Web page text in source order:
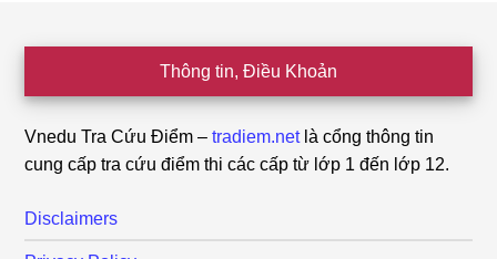
Thông tin, Điều Khoản
Vnedu Tra Cứu Điểm –tradiem.netlà cổng thông tin
cung cấp tra cứu điểm thi các cấp từ lớp 1 đến lớp 12.
Disclaimers